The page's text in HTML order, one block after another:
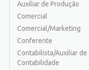
Auxiliar de Produção
Comercial
Comercial/Marketing
Conferente
Contabilista/Auxiliar de
Contabilidade